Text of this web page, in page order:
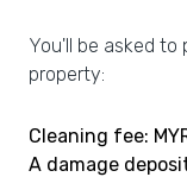
You'll be asked
property:
Cleaning fee:
A damage